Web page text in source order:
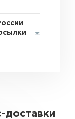
доставки